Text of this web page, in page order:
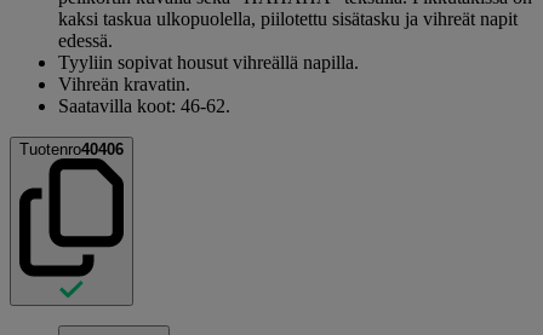
kaksi taskua ulkopuolella, piilotettu sisätasku ja vihreät napit
edessä.
Tyyliin sopivat housut vihreällä napilla.
Vihreän kravatin.
Saatavilla koot: 46-62.
Tuotenro40406